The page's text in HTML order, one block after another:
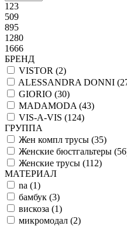
123
509
895
1280
1666
БРЕНД
VISTOR (2)
ALESSANDRA DONNI (
GIORIO (30)
MADAMODA (43)
VIS-A-VIS (124)
ГРУППА
Жен компл трусы (35)
Женские бюстгальтеры (56
Женские трусы (112)
МАТЕРИАЛ
na (1)
бамбук (3)
вискоза (1)
микромодал (2)